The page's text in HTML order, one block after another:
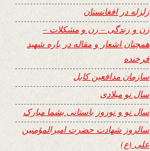
زلزله در افغانستان
زن و زندگی – زن و مشکلات –
همچنان اشعار و مقاله در باره شهید
فرخنده
سازمان مدافعین کابل
سال نو میلادی
سال نو و نوروز باستانی بشما مبارک
سالروز شهادت حضرت امیرالمؤمنین
علی (ع)